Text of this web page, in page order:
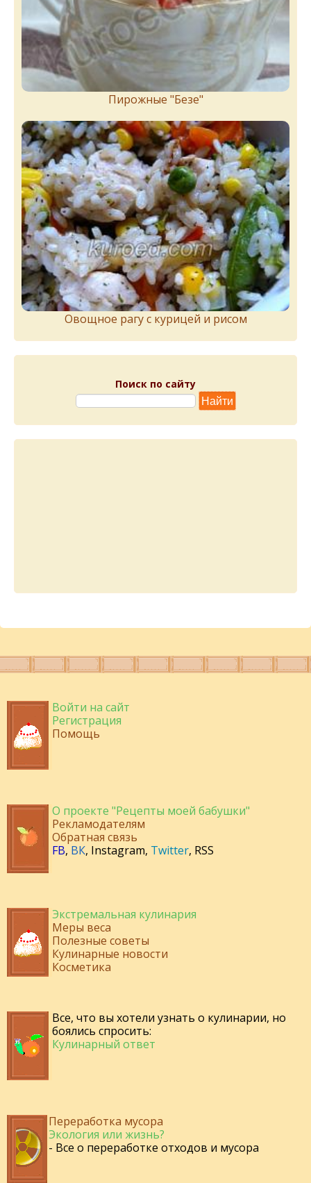
Пирожныe "Бeзe"
Овощное рагу с курицей и рисом
Поиск по сайту
Войти на сайт
Регистрация
Помощь
О проекте "Рецепты моей бабушки"
Рекламодателям
Обратная связь
FB, ВК, Instagram, Twitter, RSS
Экстремальная кулинария
Меры веса
Полезные советы
Кулинарные новости
Косметика
Все, что вы хотели узнать о кулинарии, но
боялись спросить:
Кулинарный ответ
Переработка мусора
Экология или жизнь?
- Все о переработке отходов и мусора